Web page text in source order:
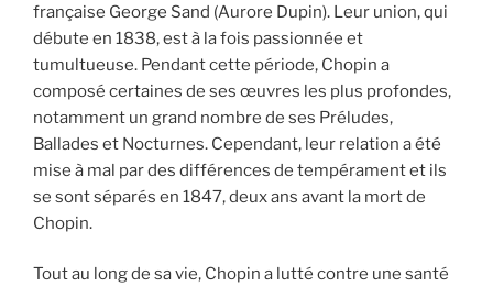
française George Sand (Aurore Dupin). Leur union, qui
débute en 1838, est à la fois passionnée et
tumultueuse. Pendant cette période, Chopin a
composé certaines de ses œuvres les plus profondes,
notamment un grand nombre de ses Préludes,
Ballades et Nocturnes. Cependant, leur relation a été
mise à mal par des différences de tempérament et ils
se sont séparés en 1847, deux ans avant la mort de
Chopin.
Tout au long de sa vie, Chopin a lutté contre une santé